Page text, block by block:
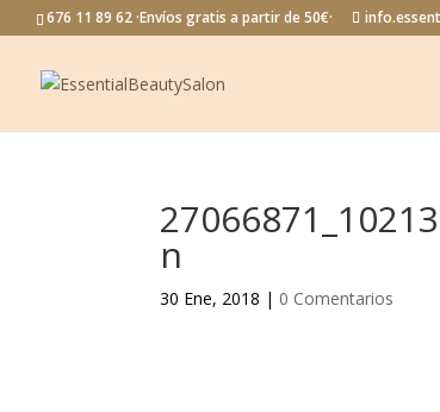
676 11 89 62 ·Envíos gratis a partir de 50€·
n
30 Ene, 2018 | 0 Comentarios